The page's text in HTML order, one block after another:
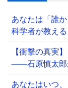
あなたは「誰
科学者が教え
【衝撃の真実
――石原慎太郎
あなたはいつ